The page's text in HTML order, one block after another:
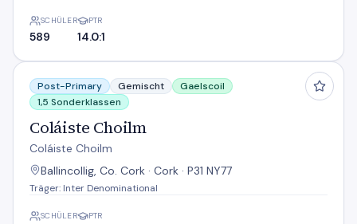
SCHÜLER
589
PTR
14.0:1
Coláiste Choilm
Post-Primary Gemischt
Gaelscoil
1,5 Sonderklassen
Coláiste Choilm
Coláiste Choilm
Ballincollig, Co. Cork · Cork · P31 NY77
Träger: Inter Denominational
SCHÜLER PTR